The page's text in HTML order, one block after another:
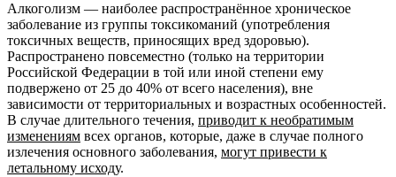
Алкоголизм — наиболее распространённое хроническое
заболевание из группы токсикоманий (употребления
токсичных веществ, приносящих вред здоровью).
Распространено повсеместно (только на территории
Российской Федерации в той или иной степени ему
подвержено от 25 до 40% от всего населения), вне
зависимости от территориальных и возрастных особенностей.
В случае длительного течения, приводит к необратимым
изменениям всех органов, которые, даже в случае полного
излечения основного заболевания, могут привести к
летальному исходу.